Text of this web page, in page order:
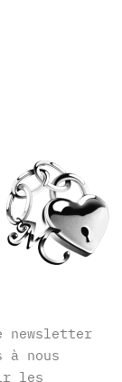
newsletter
à nous
les